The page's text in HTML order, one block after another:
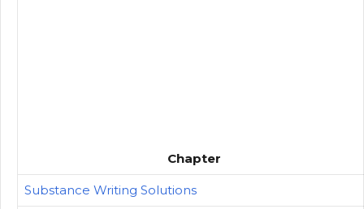
Chapter
Substance Writing Solutions